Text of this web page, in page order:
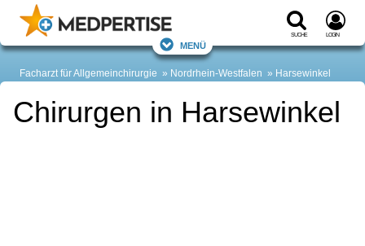
Suche Login
Menü
Facharzt für Allgemeinchirurgie Nordrhein-Westfalen Harsewinkel
Chirurgen in Harsewinkel